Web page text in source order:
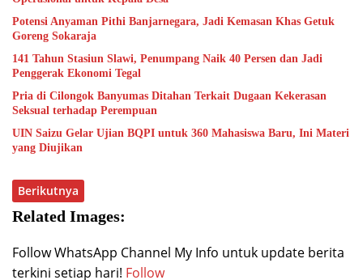
Potensi Anyaman Pithi Banjarnegara, Jadi Kemasan Khas Getuk
Goreng Sokaraja
141 Tahun Stasiun Slawi, Penumpang Naik 40 Persen dan Jadi
Penggerak Ekonomi Tegal
Pria di Cilongok Banyumas Ditahan Terkait Dugaan Kekerasan
Seksual terhadap Perempuan
UIN Saizu Gelar Ujian BQPI untuk 360 Mahasiswa Baru, Ini Materi
yang Diujikan
Berikutnya
Related Images:
Follow WhatsApp Channel My Info untuk update berita
terkini setiap hari! Follow